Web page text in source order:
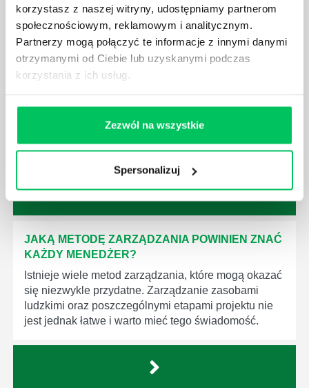
korzystasz z naszej witryny, udostępniamy partnerom
społecznościowym, reklamowym i analitycznym.
Partnerzy mogą połączyć te informacje z innymi danymi
otrzymanymi od Ciebie lub uzyskanymi podczas
korzystania z ich usług.
Zezwól na wszystkie
Spersonalizuj
JAK BRYGADZISTA MOŻE ROZWINĄĆ SWOJE
KOMPETENCJE MENEDŻERSKIE?
za realizację działań podległych mu osób oraz
działu.
JAKĄ METODĘ ZARZĄDZANIA POWINIEN ZNAĆ
KAŻDY MENEDŻER?
Istnieje wiele metod zarządzania, które mogą okazać
się niezwykle przydatne. Zarządzanie zasobami
ludzkimi oraz poszczególnymi etapami projektu nie
jest jednak łatwe i warto mieć tego świadomość.